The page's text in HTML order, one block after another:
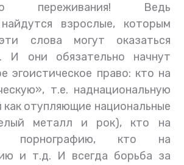
переживания! Ведь
взрослые, которым
слова могут оказаться
И они обязательно начнут
эгоистическое право: кто на
т.е. наднациональную
как отупляющие национальные
металл и рок), кто на
порнографию, кто на
и т.д. И всегда борьба за